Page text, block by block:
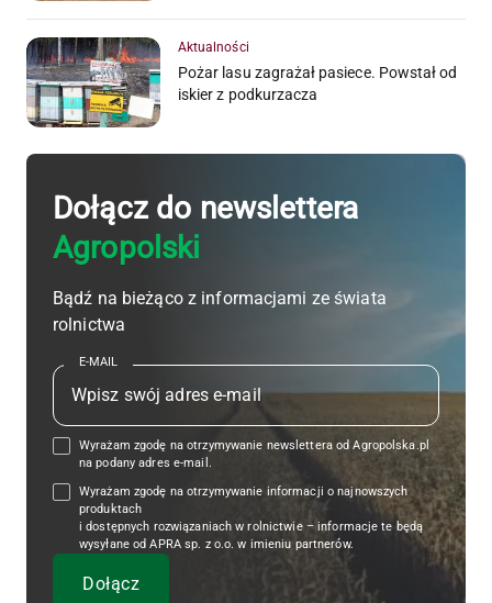
Aktualności
Pożar lasu zagrażał pasiece. Powstał od
iskier z podkurzacza
Dołącz do newslettera
Agropolski
Bądź na bieżąco z informacjami ze świata
rolnictwa
E-MAIL
Wyrażam zgodę na otrzymywanie newslettera od Agropolska.pl
na podany adres e-mail.
Wyrażam zgodę na otrzymywanie informacji o najnowszych
produktach
i dostępnych rozwiązaniach w rolnictwie – informacje te będą
wysyłane od APRA sp. z o.o. w imieniu partnerów.